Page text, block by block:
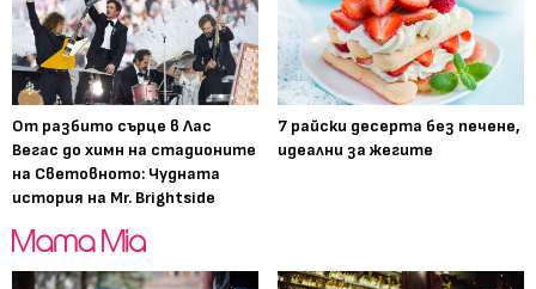
От разбито сърце в Лас
Вегас до химн на стадионите
на Световното: Чудната
история на Mr. Brightside
7 райски десерта без печене,
идеални за жегите